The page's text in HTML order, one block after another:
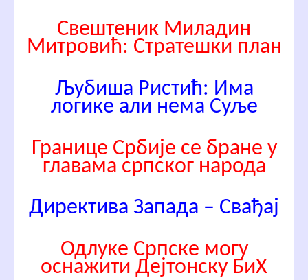
Свештеник Миладин
Митровић: Стратешки план
Љубиша Ристић: Има
логике али нема Суље
Границе Србије се бране у
главама српског народа
Директива Запада – Свађај
Одлуке Српске могу
оснажити Дејтонску БиХ